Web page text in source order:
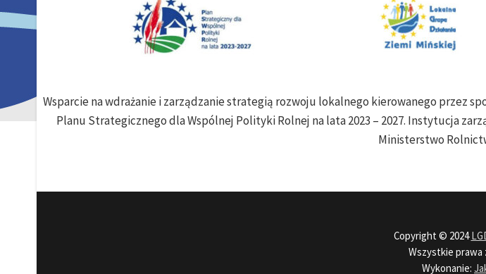
Wsparcie na wdrażanie i zarządzanie strategią rozwoju lokalnego kierowanego przez
Planu Strategicznego dla Wspólnej Polityki Rolnej na lata 2023 – 2027. Instytucja
Ministerstwo
Copyright © 2024
Wszystkie prawa
Wykonanie: